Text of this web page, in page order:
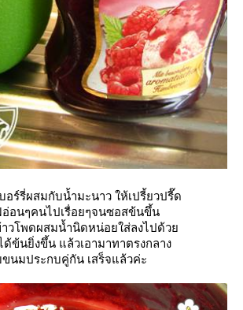
อร์รี่ผสมกับน้ำมะนาว ให้เปรี้ยวปรี๊ด
อ่อนๆคนไปเรื่อยๆจนซอสข้นขึ้น
าวโพดผสมน้ำนิดหน่อยใส่ลงไปด้ว
ด้ข้นยิ่งขึ้น แล้วเอามาทาตรงกลาง
ขนมประกบคู่กัน เสร็จแล้วค่ะ